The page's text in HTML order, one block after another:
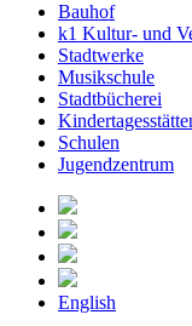
Bauhof
k1 Kultur- und
Stadtwerke
Musikschule
Stadtbücherei
Schulen
Jugendzentrum
English